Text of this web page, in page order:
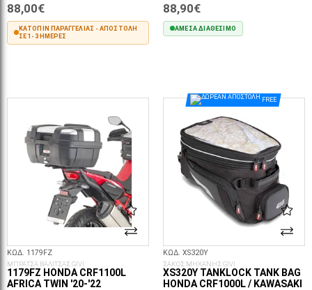
88,00€
ΚΑΤΌΠΙΝ ΠΑΡΑΓΓΕΛΊΑΣ - ΑΠΟΣΤΟΛΉ
ΣΕ 1-3 ΗΜΈΡΕΣ
88,90€
ΆΜΕΣΑ ΔΙΑΘΈΣΙΜΟ
ΚΩΔ. 1179FZ
ΜΠΡΑΤΣΑ ΒΑΛΙΤΣΑΣ GIVI
1179FZ HONDA CRF1100L
AFRICA TWIN '20-'22
FREE
ΚΩΔ. XS320Y
ΣΑΚΟΣ ΜΗΧΑΝΗΣ GIVI
XS320Y TANKLOCK TANK BAG
HONDA CRF1000L / KAWASAKI